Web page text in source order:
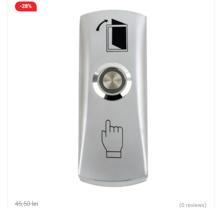
-28%
45,50lei (0 reviews)